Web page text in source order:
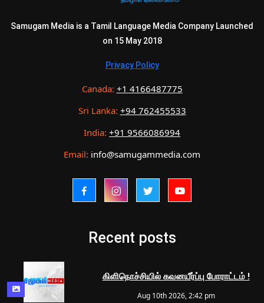
Samugam Media is a Tamil Language Media Company Launched
on 15 May 2018
Privacy Policy
Canada: +1 4166487775
Sri Lanka: +94 762455533
India: +91 9566086994
Email: info@samugammedia.com
Recent posts
கிளிநொச்சியில் கவனயீர்ப்பு போராட்டம் !
Aug 10th 2026, 2:42 pm